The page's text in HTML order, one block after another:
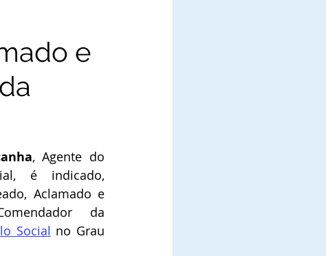
e
, Agente do
é indicado,
Aclamado e
Social no Grau